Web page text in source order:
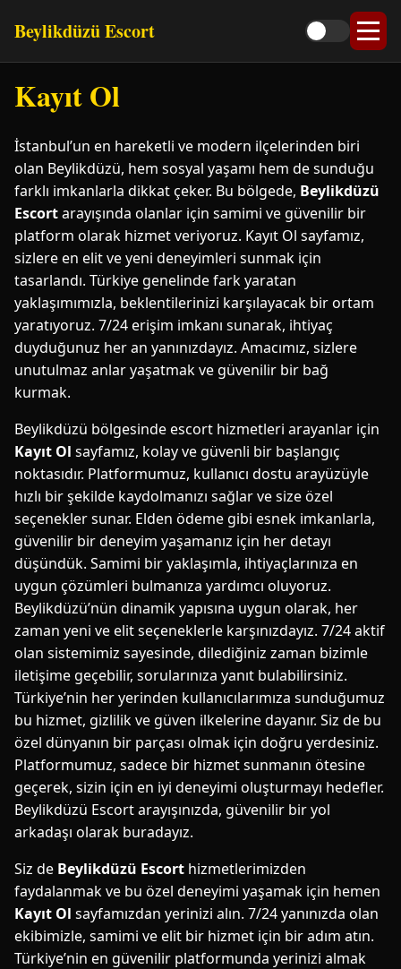
Beylikdüzü Escort
Kayıt Ol
İstanbul’un en hareketli ve modern ilçelerinden biri
olan Beylikdüzü, hem sosyal yaşamı hem de sunduğu
farklı imkanlarla dikkat çeker. Bu bölgede, Beylikdüzü
Escortarayışında olanlar için samimi ve güvenilir bir
platform olarak hizmet veriyoruz. Kayıt Ol sayfamız,
sizlere en elit ve yeni deneyimleri sunmak için
tasarlandı. Türkiye genelinde fark yaratan
yaklaşımımızla, beklentilerinizi karşılayacak bir ortam
yaratıyoruz. 7/24 erişim imkanı sunarak, ihtiyaç
duyduğunuz her an yanınızdayız. Amacımız, sizlere
unutulmaz anlar yaşatmak ve güvenilir bir bağ
kurmak.
Beylikdüzü bölgesinde escort hizmetleri arayanlar için
Kayıt Ol sayfamız, kolay ve güvenli bir başlangıç
noktasıdır. Platformumuz, kullanıcı dostu arayüzüyle
hızlı bir şekilde kaydolmanızı sağlar ve size özel
seçenekler sunar. Elden ödeme gibi esnek imkanlarla,
güvenilir bir deneyim yaşamanız için her detayı
düşündük. Samimi bir yaklaşımla, ihtiyaçlarınıza en
uygun çözümleri bulmanıza yardımcı oluyoruz.
Beylikdüzü’nün dinamik yapısına uygun olarak, her
zaman yeni ve elit seçeneklerle karşınızdayız. 7/24 aktif
olan sistemimiz sayesinde, dilediğiniz zaman bizimle
iletişime geçebilir, sorularınıza yanıt bulabilirsiniz.
Türkiye’nin her yerinden kullanıcılarımıza sunduğumuz
bu hizmet, gizlilik ve güven ilkelerine dayanır. Siz de bu
özel dünyanın bir parçası olmak için doğru yerdesiniz.
Platformumuz, sadece bir hizmet sunmanın ötesine
geçerek, sizin için en iyi deneyimi oluşturmayı hedefler.
Beylikdüzü Escort arayışınızda, güvenilir bir yol
arkadaşı olarak buradayız.
Siz de Beylikdüzü Escort hizmetlerimizden
faydalanmak ve bu özel deneyimi yaşamak için hemen
Kayıt Ol sayfamızdan yerinizi alın. 7/24 yanınızda olan
ekibimizle, samimi ve elit bir hizmet için bir adım atın.
Türkiye’nin en güvenilir platformunda yerinizi almak